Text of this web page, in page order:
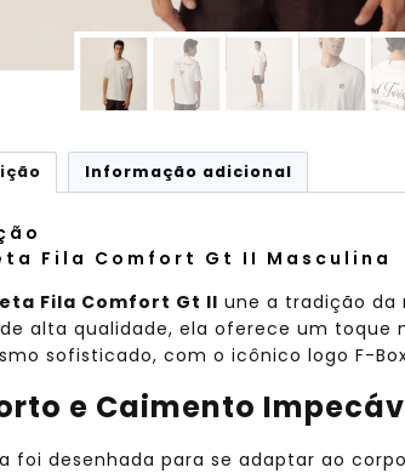
Informação adicional
Fila Comfort Gt II Masculina
Fila Comfort Gt II une a tradição
alta qualidade, ela oferece um toque
sofisticado, com o icônico logo F-
e Caimento
foi desenhada para se adaptar ao